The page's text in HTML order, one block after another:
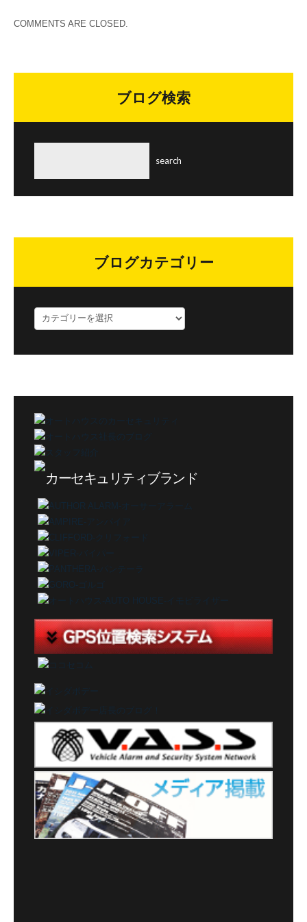
COMMENTS ARE CLOSED.
ブログ検索
ブログカテゴリー
ロ
ー